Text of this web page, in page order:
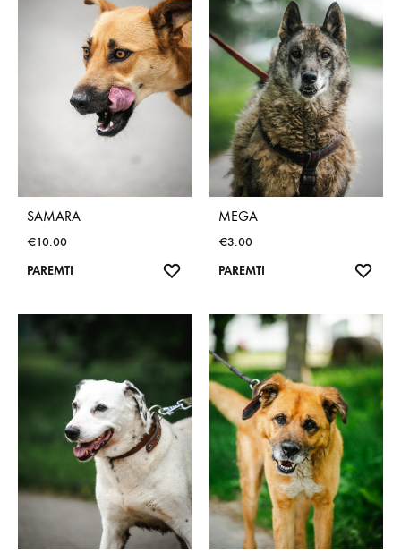
SAMARA
€10.00
PAREMTI
MEGA
€3.00
PAREMTI